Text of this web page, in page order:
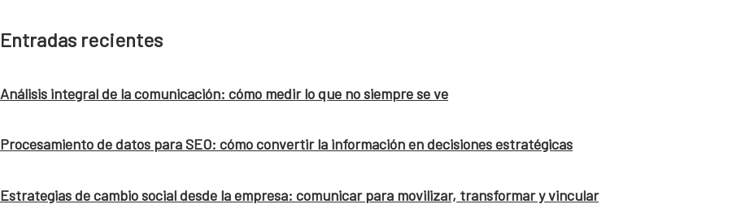
Entradas recientes
Análisis integral de la comunicación: cómo medir lo que no siempre se ve
Procesamiento de datos para SEO: cómo convertir la información en decisiones estratégicas
Estrategias de cambio social desde la empresa: comunicar para movilizar, transformar y vincular